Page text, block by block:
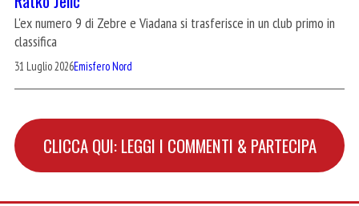
L'ex numero 9 di Zebre e Viadana si trasferisce in un club primo in
classifica
31 Luglio 2026Emisfero Nord
CLICCA QUI: LEGGI I COMMENTI & PARTECIPA